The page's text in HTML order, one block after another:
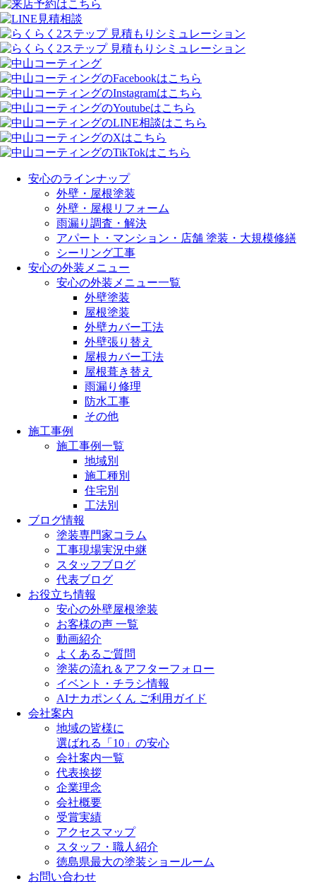
安心のラインナップ
外壁・屋根塗装
外壁・屋根リフォーム
雨漏り調査・解決
アパート・マンション・店舗 塗装・大規模修繕
シーリング工事
安心の外装メニュー
安心の外装メニュー一覧
外壁塗装
屋根塗装
外壁カバー工法
外壁張り替え
屋根カバー工法
屋根葺き替え
雨漏り修理
防水工事
その他
施工事例
施工事例一覧
地域別
施工種別
住宅別
工法別
ブログ情報
塗装専門家コラム
工事現場実況中継
スタッフブログ
代表ブログ
お役立ち情報
安心の外壁屋根塗装
お客様の声 一覧
動画紹介
よくあるご質問
塗装の流れ＆アフターフォロー
イベント・チラシ情報
AIナカポンくん ご利用ガイド
会社案内
地域の皆様に
選ばれる「10」の安心
会社案内一覧
代表挨拶
企業理念
会社概要
受賞実績
アクセスマップ
スタッフ・職人紹介
徳島県最大の塗装ショールーム
お問い合わせ